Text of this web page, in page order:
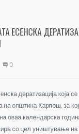
ЕСЕНСКА
0
дератизација која
на општина Карпош, за
оваа календарска
со цел уништување